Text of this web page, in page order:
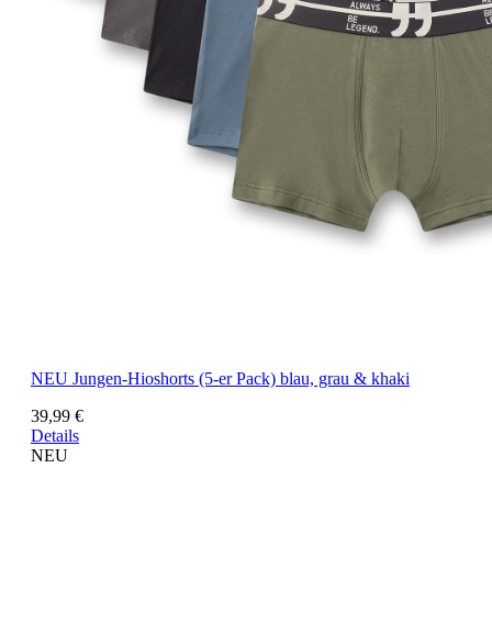
NEU Jungen-Hioshorts (5-er Pack) blau, grau & khaki
39,99 €
Details
NEU